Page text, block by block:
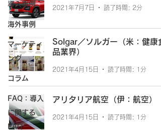
導入事例
海外事例
マーケティ
ング
コラム
FAQ：導入
に関する
FAQ
2021年7月7日 読了時間: 2分
Solgar／ソルガー（米：健康
品業界）
2021年4月15日 読了時間: 1分
アリタリア航空（伊：航空）
2021年4月15日 読了時間: 1分